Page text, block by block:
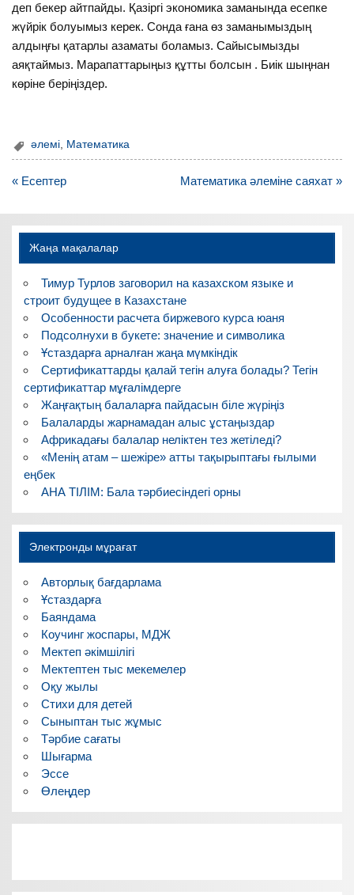
деп бекер айтпайды. Қазіргі экономика заманында есепке
жүйрік болуымыз керек. Сонда ғана өз заманымыздың
алдыңғы қатарлы азаматы боламыз. Сайысымызды
аяқтаймыз. Марапаттарыңыз құтты болсын . Биік шыңнан
көріне беріңіздер.
әлемі, Математика
Навигация
записям
« Есептер Математика әлеміне саяхат »
Жаңа мақалалар
Тимур Турлов заговорил на казахском языке и
строит будущее в Казахстане
Особенности расчета биржевого курса юаня
Подсолнухи в букете: значение и символика
Ұстаздарға арналған жаңа мүмкіндік
Сертификаттарды қалай тегін алуға болады? Тегін
сертификаттар мұғалімдерге
Жаңғақтың балаларға пайдасын біле жүріңіз
Балаларды жарнамадан алыс ұстаңыздар
Африкадағы балалар неліктен тез жетіледі?
«Менің атам – шежіре» атты тақырыптағы ғылыми
еңбек
АНА ТІЛІМ: Бала тәрбиесіндегі орны
Электронды мұрағат
Авторлық бағдарлама
Ұстаздарға
Баяндама
Коучинг жоспары, МДЖ
Мектеп әкімшілігі
Мектептен тыс мекемелер
Оқу жылы
Стихи для детей
Сыныптан тыс жұмыс
Тәрбие сағаты
Шығарма
Эссе
Өлеңдер